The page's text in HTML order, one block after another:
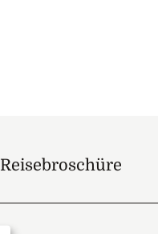
Reisebroschüre